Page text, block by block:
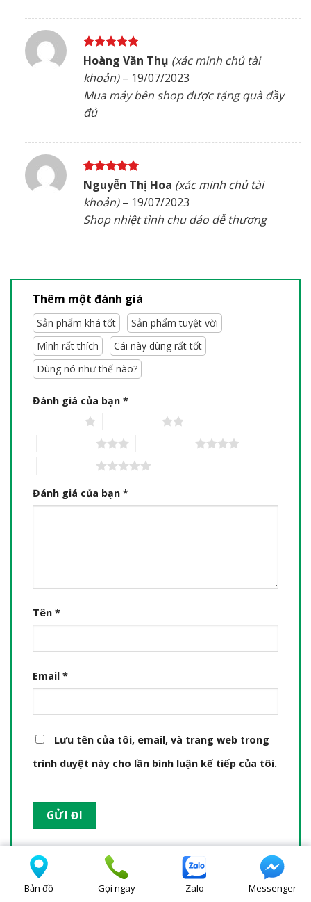
Được xếp
55
sao
Hoàng Văn Thụ (xác minh chủ tài
khoản) – 19/07/2023
Mua máy bên shop được tặng quà đầy
đủ
Được xếp
hạng5 5
sao
Nguyễn Thị Hoa (xác minh chủ tài
khoản) – 19/07/2023
Shop nhiệt tình chu dáo dễ thương
Thêm một đánh giá
Sản phẩm khá tốt
Sản phẩm tuyệt vời
Mình rất thích
Cái này dùng rất tốt
Dùng nó như thế nào?
Đánh giá của bạn *
Đánh giá của bạn *
Tên *
Email *
Lưu tên của tôi, email, và trang web trong
trình duyệt này cho lần bình luận kế tiếp của tôi.
Bản đồ Gọi ngay Zalo Messenger